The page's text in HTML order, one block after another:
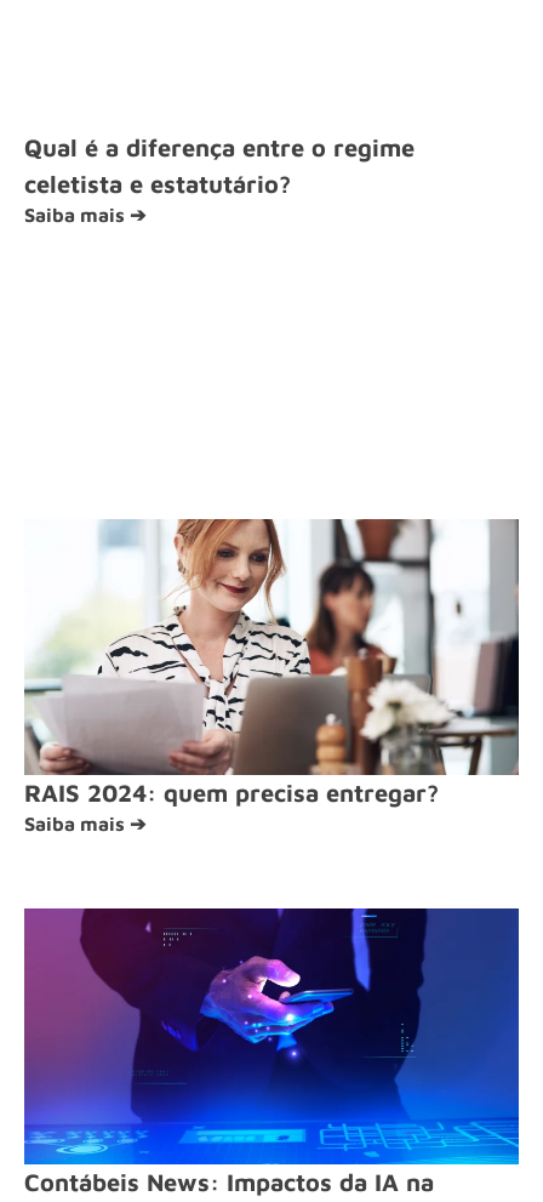
Qual é a diferença entre o regime
celetista e estatutário?
Saiba mais ➔
RAIS 2024: quem precisa entregar?
Saiba mais ➔
Contábeis News: Impactos da IA na